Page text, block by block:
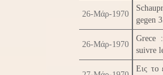
26-Μάρ-1970
gegen
26-Μάρ-1970
Grece
suivre
Εις το